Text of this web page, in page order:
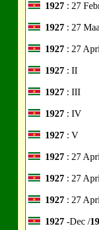
1927: 27
1927: 27
1927: 27
1927: II
1927: III
1927: IV
1927: V
1927: 27
1927: 27
1927: 27
1927-Dec /